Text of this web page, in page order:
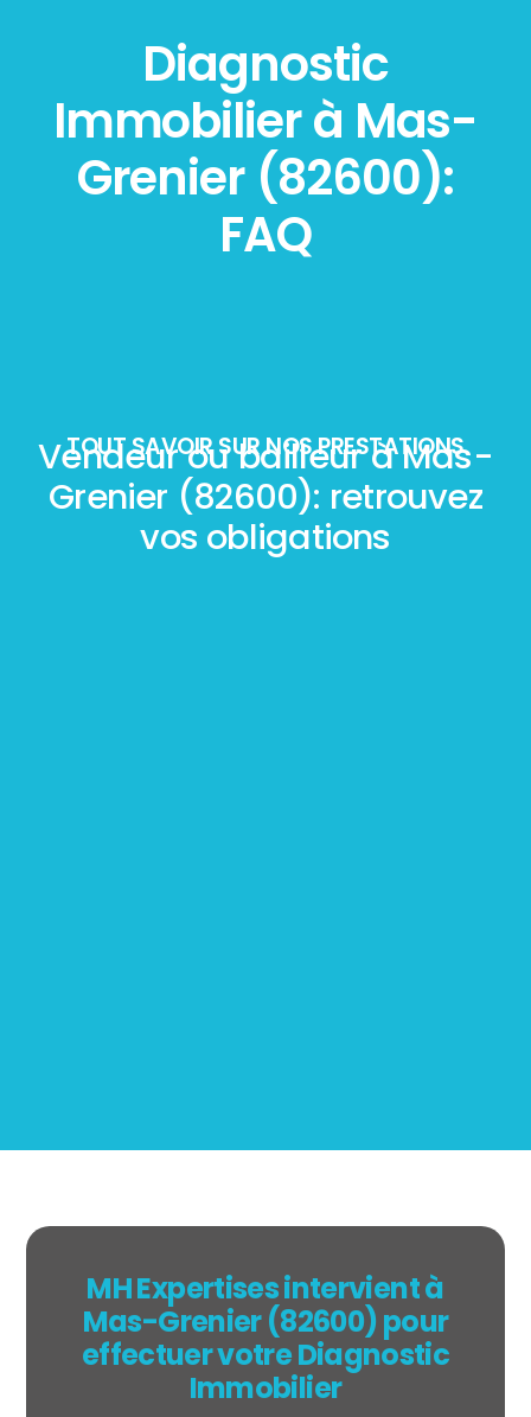
Diagnostic
Immobilier à Mas-
Grenier (82600):
FAQ
TOUT SAVOIR SUR NOS PRESTATIONS
Vendeur ou bailleur à Mas-
Grenier (82600): retrouvez
vos obligations
MH Expertises intervient à
Mas-Grenier (82600) pour
effectuer votre Diagnostic
Immobilier